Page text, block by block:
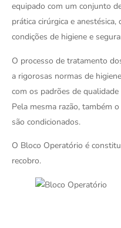
equipado com um conjunto
prática cirúrgica e
condições de higiene e
O processo de tratamento
a rigorosas normas de
com os padrões de
Pela mesma razão, também
são condicionados.
O Bloco Operatório é
recobro.